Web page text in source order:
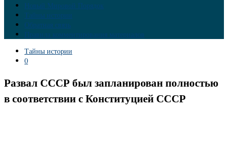
Новый Мировой Порядок
Тайны истории
Обратная связь
Правила комментирования материалов
Тайны истории
0
Развал СССР был запланирован полностью
в соответствии с Конституцией СССР